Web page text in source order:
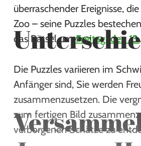
überraschender Ereignisse,
Zoo – seine Puzzles
das Rätsel umFreitag, den
Die Puzzles variieren im
Anfänger sind, Sie werden
zusammenzusetzen. Die
zum fertigen Bild
verborgenen Schätze zu